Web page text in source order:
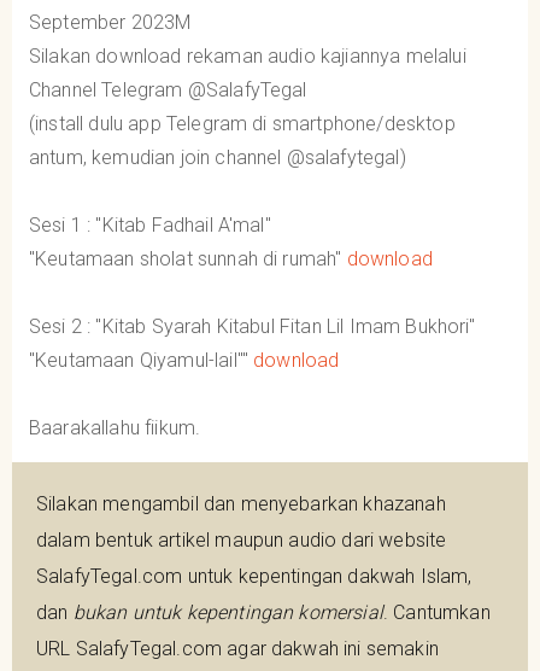
September 2023M
Silakan download rekaman audio kajiannya melalui
Channel Telegram @SalafyTegal
(install dulu app Telegram di smartphone/desktop
antum, kemudian join channel @salafytegal)
Sesi 1 : "Kitab Fadhail A'mal"
"Keutamaan sholat sunnah di rumah" download
Sesi 2 : "Kitab Syarah Kitabul Fitan Lil Imam Bukhori"
"Keutamaan Qiyamul-lail"" download
Baarakallahu fiikum.
Silakan mengambil dan menyebarkan khazanah
dalam bentuk artikel maupun audio dari website
SalafyTegal.com untuk kepentingan dakwah Islam,
dan bukan untuk kepentingan komersial. Cantumkan
URL SalafyTegal.com agar dakwah ini semakin